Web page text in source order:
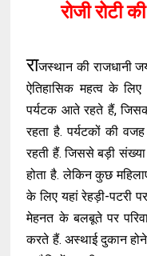
रोजी रोटी
राजस्थान की राजधानी
ऐतिहासिक महत्व के
पर्यटक आते रहते हैं,
रहता है. पर्यटकों की वजह
रहती हैं. जिससे बड़ी
होता है. लेकिन कुछ
के लिए यहां रेहड़ी-पटरी
मेहनत के बलबूते पर
करते हैं. अस्थाई दुकान